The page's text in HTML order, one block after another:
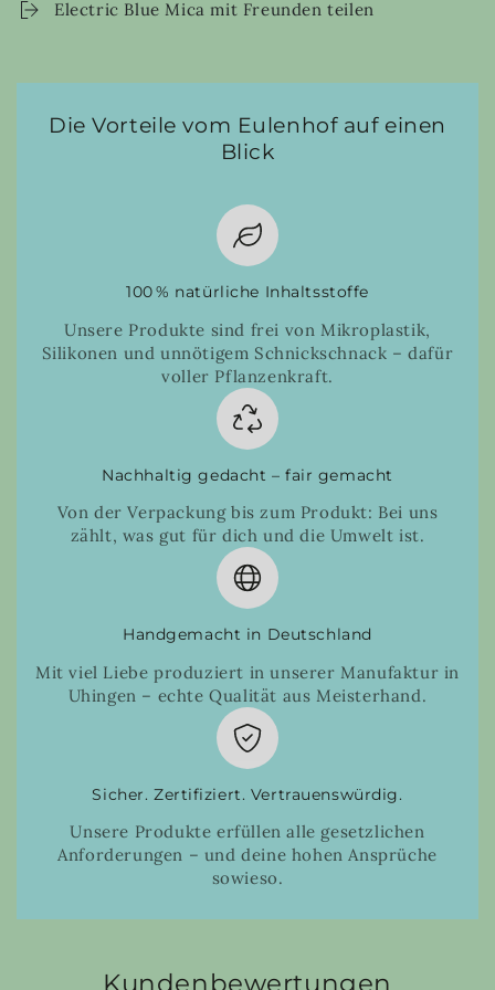
Electric Blue Mica mit Freunden teilen
Die Vorteile vom Eulenhof auf einen
Blick
100 % natürliche Inhaltsstoffe
Unsere Produkte sind frei von Mikroplastik,
Silikonen und unnötigem Schnickschnack – dafür
voller Pflanzenkraft.
Nachhaltig gedacht – fair gemacht
Von der Verpackung bis zum Produkt: Bei uns
zählt, was gut für dich und die Umwelt ist.
Handgemacht in Deutschland
Mit viel Liebe produziert in unserer Manufaktur in
Uhingen – echte Qualität aus Meisterhand.
Sicher. Zertifiziert. Vertrauenswürdig.
Unsere Produkte erfüllen alle gesetzlichen
Anforderungen – und deine hohen Ansprüche
sowieso.
Kundenbewertungen